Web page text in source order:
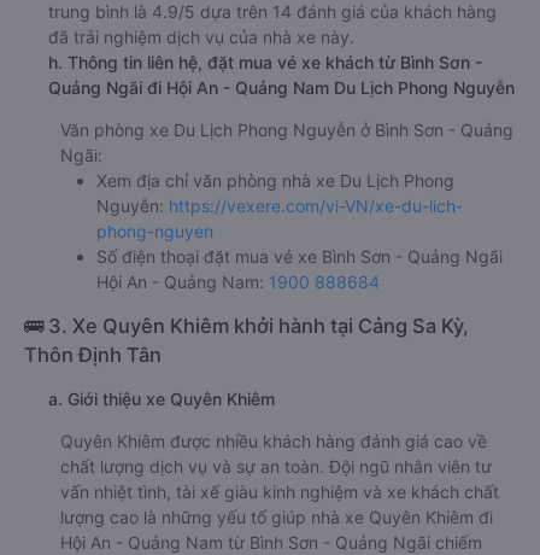
trung bình là 4.9/5 dựa trên 14 đánh giá của khách hàng
đã trải nghiệm dịch vụ của nhà xe này.
h. Thông tin liên hệ, đặt mua vé xe khách từ Bình Sơn -
Quảng Ngãi đi Hội An - Quảng Nam Du Lịch Phong Nguyễn
Văn phòng xe Du Lịch Phong Nguyễn ở Bình Sơn - Quảng
Ngãi:
Xem địa chỉ văn phòng nhà xe Du Lịch Phong
Nguyễn: https://vexere.com/vi-VN/xe-du-lich-
phong-nguyen
Số điện thoại đặt mua vé xe Bình Sơn - Quảng Ngãi
Hội An - Quảng Nam: 1900 888684
🚌 3. Xe Quyên Khiêm khởi hành tại Cảng Sa Kỳ,
Thôn Định Tân
a. Giới thiệu xe Quyên Khiêm
Quyên Khiêm được nhiều khách hàng đánh giá cao về
chất lượng dịch vụ và sự an toàn. Đội ngũ nhân viên tư
vấn nhiệt tình, tài xế giàu kinh nghiệm và xe khách chất
lượng cao là những yếu tố giúp nhà xe Quyên Khiêm đi
Hội An - Quảng Nam từ Bình Sơn - Quảng Ngãi chiếm